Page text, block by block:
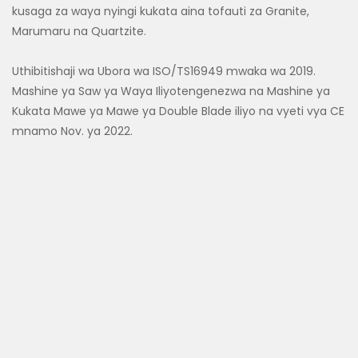
kusaga za waya nyingi kukata aina tofauti za Granite,
Marumaru na Quartzite.
Uthibitishaji wa Ubora wa ISO/TS16949 mwaka wa 2019.
Mashine ya Saw ya Waya Iliyotengenezwa na Mashine ya
Kukata Mawe ya Mawe ya Double Blade iliyo na vyeti vya CE
mnamo Nov. ya 2022.